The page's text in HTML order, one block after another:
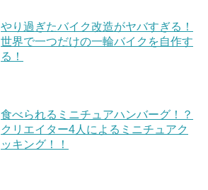
やり過ぎたバイク改造がヤバすぎる！
世界で一つだけの一輪バイクを自作す
る！
食べられるミニチュアハンバーグ！？
クリエイター4人によるミニチュアク
ッキング！！